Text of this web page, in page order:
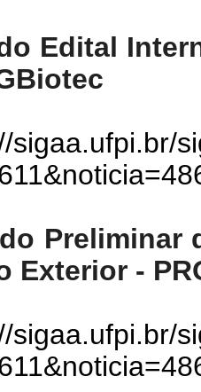
Edital
sigaa.ufpi.br/
Exterior -
sigaa.ufpi.br/